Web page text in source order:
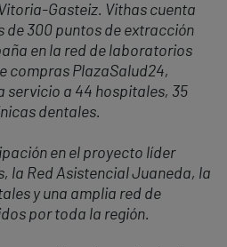
Gasteiz. Vithas cuenta
de 300 puntos de extracción
en la red de laboratorios
compras PlazaSalud24,
servicio a 44 hospitales, 35
dentales.
en el proyecto líder
la Red Asistencial Juaneda, la
y una amplia red de
por toda la región.